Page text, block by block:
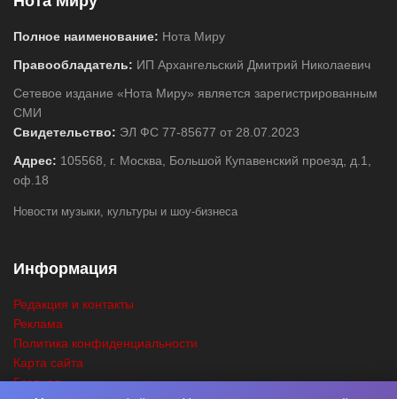
Полное наименование: Нота Миру
Правообладатель: ИП Архангельский Дмитрий Николаевич
Сетевое издание «Нота Миру» является зарегистрированным
СМИ
Свидетельство: ЭЛ ФС 77-85677 от 28.07.2023
Адрес: 105568, г. Москва, Большой Купавенский проезд, д.1,
оф.18
Новости музыки, культуры и шоу-бизнеса
Информация
Редакция и контакты
Реклама
Политика конфиденциальности
Карта сайта
Главная